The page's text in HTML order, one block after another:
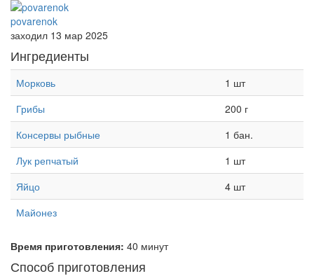
povarenok
заходил 13 мар 2025
Ингредиенты
Морковь
1 шт
Грибы
200 г
Консервы рыбные
1 бан.
Лук репчатый
1 шт
Яйцо
4 шт
Майонез
Время приготовления: 40 минут
Способ приготовления